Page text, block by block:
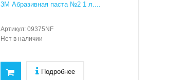
3M Абразивная паста №2 1 л....
Артикул: 09375NF
Нет в наличии
Подробнее